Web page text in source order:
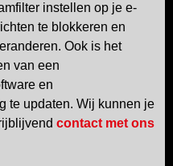
instellen op je e-
te blokkeren en
Ook is het
van een
en
te updaten. Wij kunnen je
contact met ons